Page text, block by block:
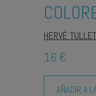
HERVÉ TULLET
16 €
AÑADIR A